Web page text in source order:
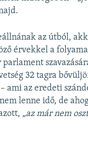
az útból,
érvekkel a
32 tagra
ami az eredeti
lenne idő, de
„az már nem